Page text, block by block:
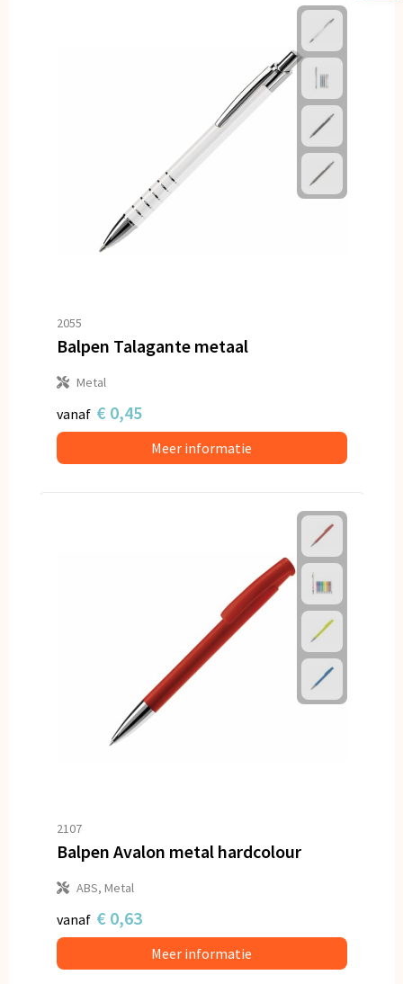
2055
Balpen Talagante metaal
Metal
vanaf € 0,45
Meer informatie
2107
Balpen Avalon metal hardcolour
ABS, Metal
vanaf € 0,63
Meer informatie